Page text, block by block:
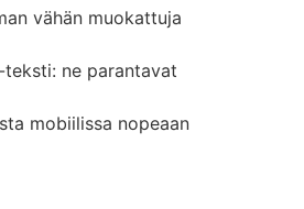
vähän muokattuja
ne parantavat
mobiilissa nopeaan